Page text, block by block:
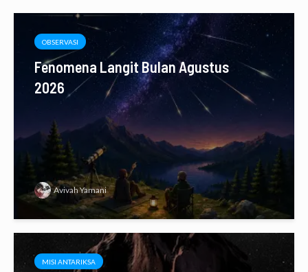
OBSERVASI
Fenomena Langit Bulan Agustus
2026
Avivah Yamani
MISI ANTARIKSA